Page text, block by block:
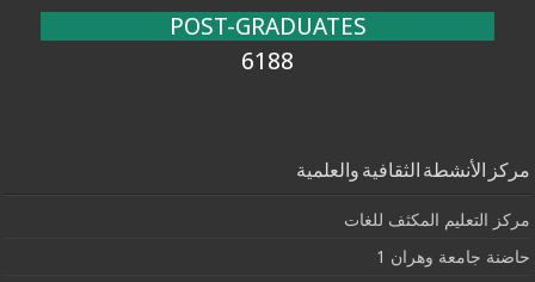
POST-GRADUATES
6188
مركز الأنشطة الثقافية والعلمية
مركز التعليم المكثف للغات
حاضنة جامعة وهران 1